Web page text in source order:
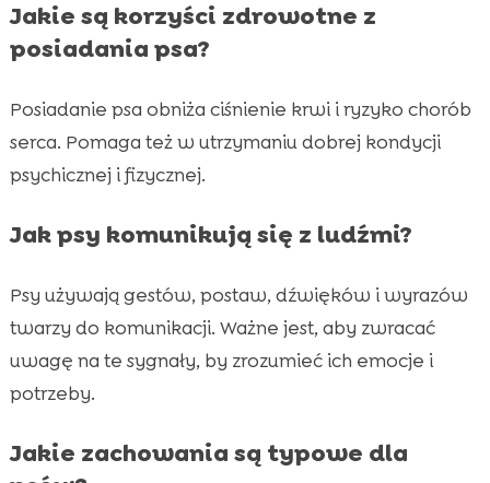
Jakie są korzyści zdrowotne z
posiadania psa?
Posiadanie psa obniża ciśnienie krwi i ryzyko chorób
serca. Pomaga też w utrzymaniu dobrej kondycji
psychicznej i fizycznej.
Jak psy komunikują się z ludźmi?
Psy używają gestów, postaw, dźwięków i wyrazów
twarzy do komunikacji. Ważne jest, aby zwracać
uwagę na te sygnały, by zrozumieć ich emocje i
potrzeby.
Jakie zachowania są typowe dla